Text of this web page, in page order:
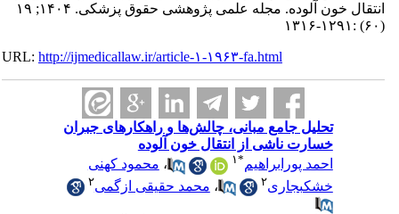
انتقال خون آلوده. مجله علمی پژوهشی حقوق پزشکی. ۱۴۰۴; ۱۹
URL:http://ijmedicallaw.ir/article-۱-۱۹۶۳-fa.html
تحلیل جامع مبانی، چالش‌ها و راهکارهای جبران
خسارت ناشی از انتقال خون آلوده
احمد پورابراهیم
۱ ،محمود کهنی
خشکبجاری
،محمد حقیقی ازگمی